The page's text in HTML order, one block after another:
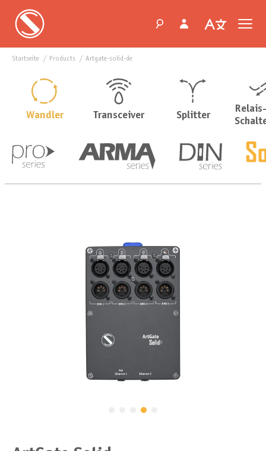
Startseite products artgate-solid-de
Wandler Transceiver Splitter
Relais-